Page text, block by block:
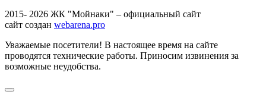
2015- 2026 ЖК "Мойнаки" – официальный сайт
сайт создан webarena.pro
Уважаемые посетители! В настоящее время на сайте
проводятся технические работы. Приносим извинения за
возможные неудобства.